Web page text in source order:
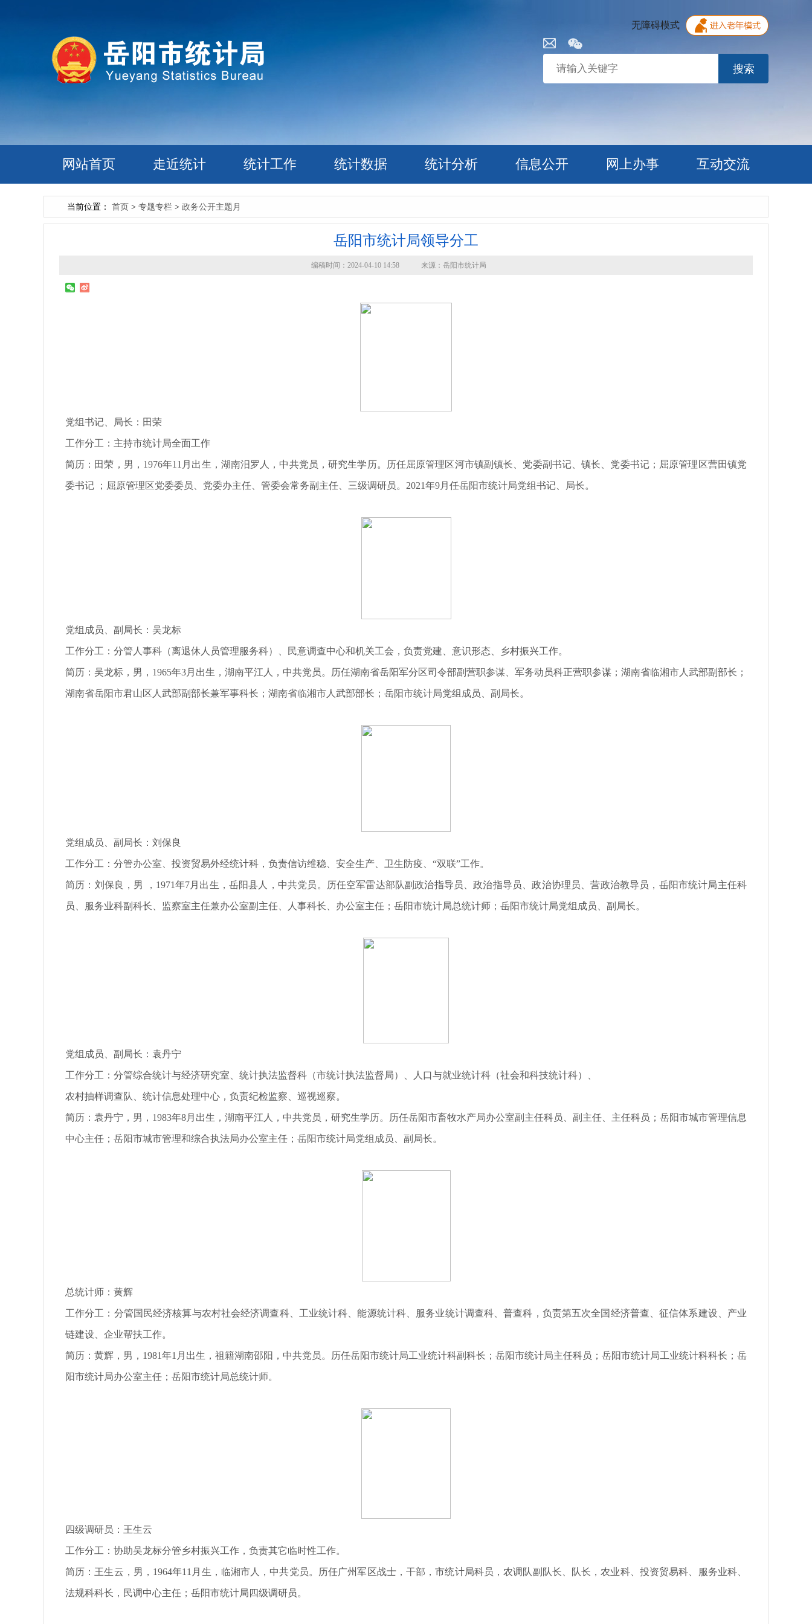
无障碍模式
搜索
网站首页 走近统计 统计工作 统计数据 统计分析 信息公开 网上办事 互动交流
当前位置： 首页 > 专题专栏 > 政务公开主题月
岳阳市统计局领导分工
编稿时间：2024-04-10 14:58 来源：岳阳市统计局
党组书记、局长：田荣
工作分工：主持市统计局全面工作
简历： 田荣，男，1976年11月出生，湖南汨罗人，中共党员，研究生学历。历任屈原管理区河市镇副镇长、党委副书记、镇长、党委书记；屈原管理区营田镇党
委书记 ；屈原管理区党委委员、党委办主任、管委会常务副主任、三级调研员。2021年9月任岳阳市统计局党组书记、局长。
党组成员、副局长：吴龙标
工作分工：分管人事科（离退休人员管理服务科）、民意调查中心和机关工会，负责党建、意识形态、乡村振兴工作。
简历： 吴龙标，男，1965年3月出生，湖南平江人，中共党员。历任湖南省岳阳军分区司令部副营职参谋、军务动员科正营职参谋；湖南省临湘市人武部副部长；
湖南省岳阳市君山区人武部副部长兼军事科长；湖南省临湘市人武部部长；岳阳市统计局党组成员、副局长。
党组成员、副局长：刘保良
工作分工：分管办公室、投资贸易外经统计科，负责信访维稳、安全生产、卫生防疫、“双联”工作。
简历： 刘保良，男 ，1971年7月出生，岳阳县人，中共党员。历任空军雷达部队副政治指导员、政治指导员、政治协理员、营政治教导员，岳阳市统计局主任科
员、服务业科副科长、监察室主任兼办公室副主任、人事科长、办公室主任；岳阳市统计局总统计师；岳阳市统计局党组成员、副局长。
党组成员、副局长：袁丹宁
工作分工：分管综合统计与经济研究室、统计执法监督科（市统计执法监督局）、人口与就业统计科（社会和科技统计科）、
农村抽样调查队、统计信息处理中心，负责纪检监察、巡视巡察。
简历： 袁丹宁，男，1983年8月出生，湖南平江人，中共党员，研究生学历。历任岳阳市畜牧水产局办公室副主任科员、副主任、主任科员；岳阳市城市管理信息
中心主任；岳阳市城市管理和综合执法局办公室主任；岳阳市统计局党组成员、副局长。
总统计师：黄辉
工作分工：分管国民经济核算与农村社会经济调查科、工业统计科、能源统计科 、服务业统计调查科、普查科 ，负责第五次全国经济普查、征信体系建设、产业
链建设、企业帮扶工作。
简历： 黄辉，男，1981年1月出生，祖籍湖南邵阳，中共党员。历任岳阳市统计局工业统计科副科长；岳阳市统计局主任科员； 岳阳市统计局工业统计科科长；岳
阳市统计局办公室主任；岳阳市统计局总统计师。
四级调研员：王生云
工作分工：协助吴龙标分管乡村振兴工作，负责其它临时性工作。
简历： 王生云，男，1964年11月生，临湘市人，中共党员。历任广州军区战士，干部，市统计局科员，农调队副队长、队长，农业科、投资贸易科、服务业科、
法规科科长，民调中心主任；岳阳市统计局四级调研员。